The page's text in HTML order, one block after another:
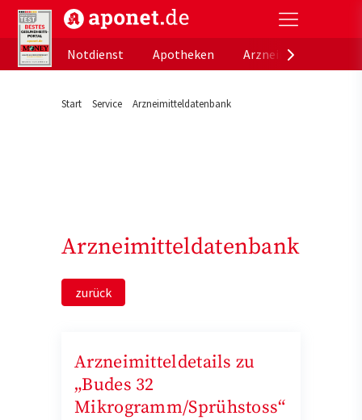
aponet.de - Das offizielle Gesundheitsportal der
Notdienst
Apotheken
Start Service Arzneimitteldatenbank
Arzneimitteldatenbank
zurück
Arzneimitteldetails zu
„Budes 32
Mikrogramm/Sprühstoss“